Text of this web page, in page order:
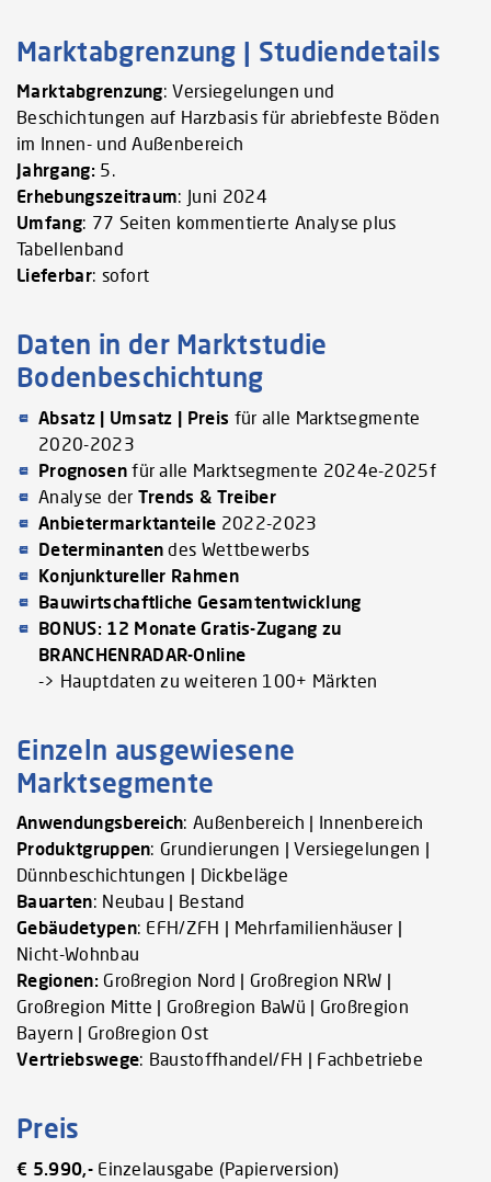
Marktabgrenzung | Studiendetails
Marktabgrenzung: Versiegelungen und
Beschichtungen auf Harzbasis für abriebfeste Böden
im Innen- und Außenbereich
Jahrgang: 5.
Erhebungszeitraum: Juni 2024
Umfang: 77 Seiten kommentierte Analyse plus
Tabellenband
Lieferbar: sofort
Daten in der Marktstudie
Bodenbeschichtung
Absatz | Umsatz | Preis für alle Marktsegmente
2020-2023
Prognosenfür alle Marktsegmente 2024e-2025f
Analyse der Trends & Treiber
Anbietermarktanteile 2022-2023
Determinantendes Wettbewerbs
Konjunktureller Rahmen
Bauwirtschaftliche Gesamtentwicklung
BONUS: 12 Monate Gratis-Zugang zu
BRANCHENRADAR-Online
-> Hauptdaten zu weiteren 100+ Märkten
Einzeln ausgewiesene
Marktsegmente
Anwendungsbereich: Außenbereich | Innenbereich
Produktgruppen: Grundierungen | Versiegelungen |
Dünnbeschichtungen | Dickbeläge
Bauarten: Neubau | Bestand
Gebäudetypen: EFH/ZFH | Mehrfamilienhäuser |
Nicht-Wohnbau
Regionen:Großregion Nord | Großregion NRW |
Großregion Mitte | Großregion BaWü | Großregion
Bayern | Großregion Ost
Vertriebswege: Baustoffhandel/FH | Fachbetriebe
Preis
€ 5.990,-Einzelausgabe (Papierversion)